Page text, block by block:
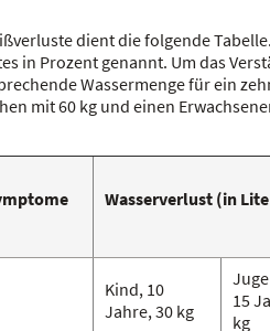
dient die folgende
in Prozent genannt. Um das
Wassermenge für ein
mit 60 kg und einen
Wasserverlust (in
Kind, 10
Jahre, 30 kg
15
kg